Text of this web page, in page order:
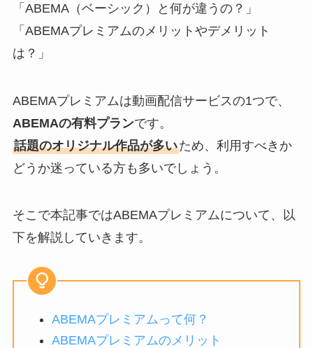
「ABEMA（ベーシック）と何が違うの？」
「ABEMAプレミアムのメリットやデメリット
は？」
ABEMAプレミアムは動画配信サービスの1つで、
ABEMAの有料プランです。
話題のオリジナル作品が多いため、利用すべきか
どうか迷っている方も多いでしょう。
そこで本記事ではABEMAプレミアムについて、以
下を解説していきます。
ABEMAプレミアムって何？
ABEMAプレミアムのメリット